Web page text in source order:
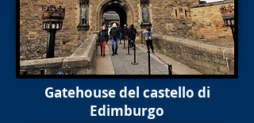
Gatehouse del castello di
Edimburgo